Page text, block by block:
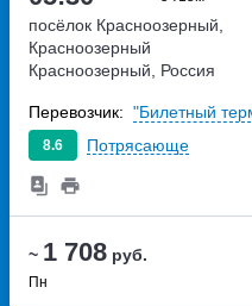
~ 1 708 руб.
Пн
посёлок Красноозерный,
Красноозерный
Красноозерный, Россия
8.6 Потрясающе
Перевозчик: "Билетный